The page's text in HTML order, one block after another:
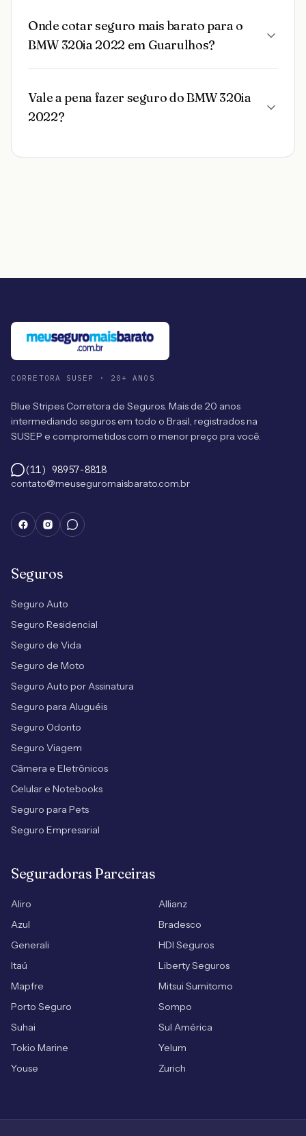
Onde cotar seguro mais barato para o
BMW 320ia 2022 em Guarulhos?
Vale a pena fazer seguro do BMW 320ia
2022?
CORRETORA SUSEP · 20+ ANOS
Blue Stripes Corretora de Seguros. Mais de 20 anos
intermediando seguros em todo o Brasil, registrados na
SUSEP e comprometidos com o menor preço pra você.
(11) 98957-8818
contato@meuseguromaisbarato.com.br
Seguros
Seguro Auto
Seguro Residencial
Seguro de Vida
Seguro de Moto
Seguro Auto por Assinatura
Seguro para Aluguéis
Seguro Odonto
Seguro Viagem
Câmera e Eletrônicos
Celular e Notebooks
Seguro para Pets
Seguro Empresarial
Seguradoras Parceiras
Aliro
Allianz
Azul
Bradesco
Generali
HDI Seguros
Itaú
Liberty Seguros
Mapfre
Mitsui Sumitomo
Porto Seguro
Sompo
Suhai
Sul América
Tokio Marine
Yelum
Youse
Zurich